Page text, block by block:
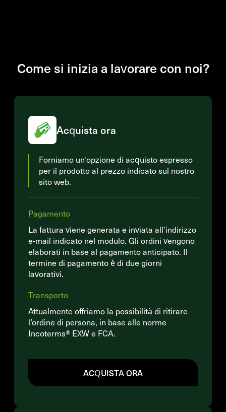
Come si inizia a lavorare con noi?
Acquista ora
Forniamo un’opzione di acquisto espresso
per il prodotto al prezzo indicato sul nostro
sito web.
Pagamento
La fattura viene generata e inviata all’indirizzo
e-mail indicato nel modulo. Gli ordini vengono
elaborati in base al pagamento anticipato. Il
termine di pagamento è di due giorni
lavorativi.
Transporto
Attualmente offriamo la possibilità di ritirare
l’ordine di persona, in base alle norme
Incoterms® EXW e FCA.
ACQUISTA ORA